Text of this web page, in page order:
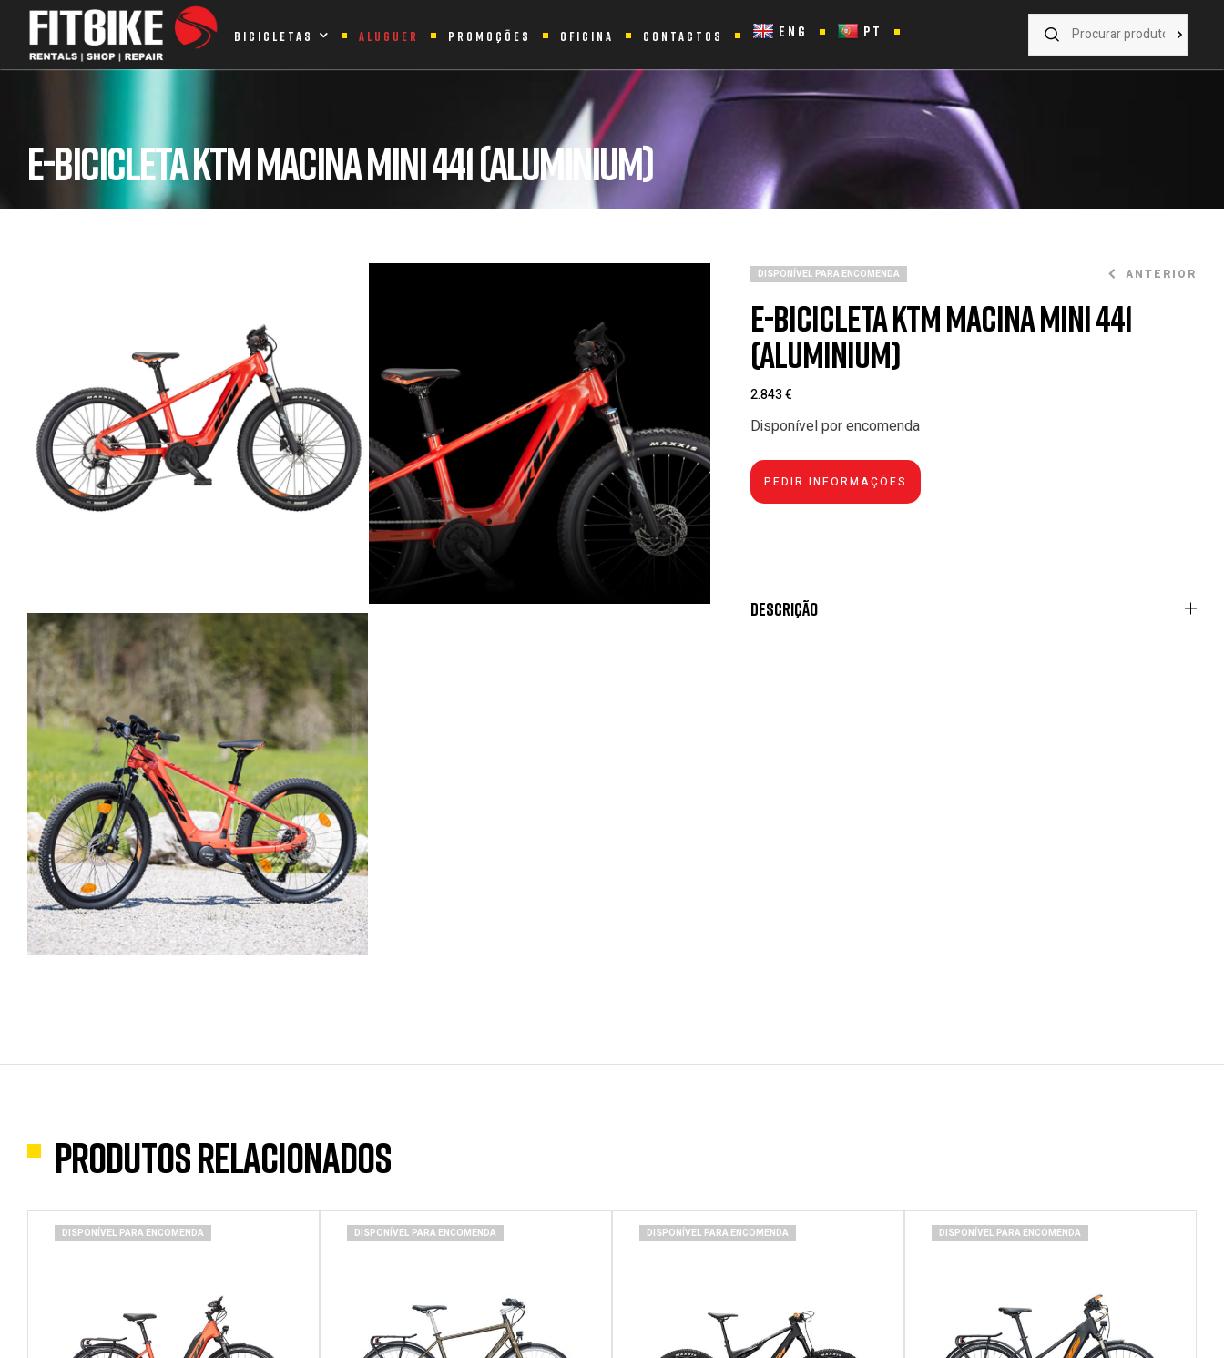
BICICLETAS ALUGUER PROMOÇÕES OFICINA CONTACTOS ENG PT
E-BICICLETA KTM MACINA MINI 441 (ALUMINIUM)
Home Page Bicicletas Eléctricas
DISPONÍVEL PARA ENCOMENDA ANTERIOR
e-Bicicleta KTM Macina Mini 441
(Aluminium)
2.843€
Disponível por encomenda
Descrição
Produtos Relacionados
DISPONÍVEL PARA ENCOMENDA DISPONÍVEL PARA ENCOMENDA DISPONÍVEL PARA ENCOMENDA DISPONÍVEL PARA ENCOMENDA